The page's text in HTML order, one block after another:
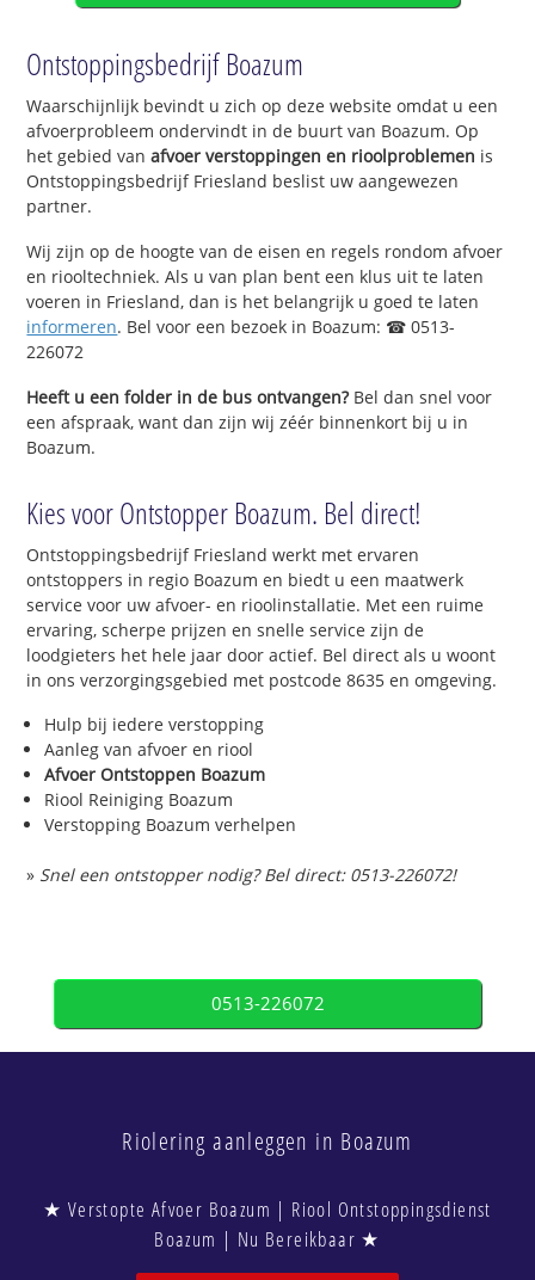
Ontstoppingsbedrijf Boazum
Waarschijnlijk bevindt u zich op deze website omdat u een
afvoerprobleem ondervindt in de buurt van Boazum. Op
het gebied vanafvoer verstoppingen en rioolproblemen is
Ontstoppingsbedrijf Friesland beslist uw aangewezen
partner.
Wij zijn op de hoogte van de eisen en regels rondom afvoer
en riooltechniek. Als u van plan bent een klus uit te laten
voeren in Friesland, dan is het belangrijk u goed te laten
informeren. Bel voor een bezoek in Boazum: ☎ 0513-
226072
Heeft u een folder in de bus ontvangen?Bel dan snel voor
een afspraak, want dan zijn wij zéér binnenkort bij u in
Boazum.
Kies voor Ontstopper Boazum. Bel direct!
Ontstoppingsbedrijf Friesland werkt met ervaren
ontstoppers in regio Boazum en biedt u een maatwerk
service voor uw afvoer- en rioolinstallatie. Met een ruime
ervaring, scherpe prijzen en snelle service zijn de
loodgieters het hele jaar door actief. Bel direct als u woont
in ons verzorgingsgebied met postcode 8635 en omgeving.
Hulp bij iedere verstopping
Aanleg van afvoer en riool
Afvoer Ontstoppen Boazum
Riool Reiniging Boazum
Verstopping Boazum verhelpen
» Snel een ontstopper nodig? Bel direct: 0513-226072!
0513-226072
Riolering aanleggen in Boazum
★ Verstopte Afvoer Boazum | Riool Ontstoppingsdienst
Boazum | Nu Bereikbaar ★